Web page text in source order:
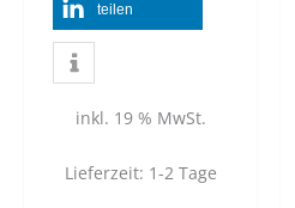
teilen
inkl. 19 % MwSt.
Lieferzeit: 1-2 Tage